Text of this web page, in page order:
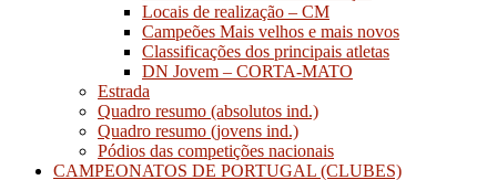
Locais de realização – CM
Campeões Mais velhos e mais novos
Classificações dos principais atletas
DN Jovem – CORTA-MATO
Estrada
Quadro resumo (absolutos ind.)
Quadro resumo (jovens ind.)
Pódios das competições nacionais
CAMPEONATOS DE PORTUGAL (CLUBES)